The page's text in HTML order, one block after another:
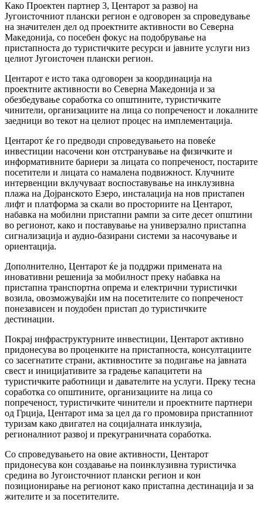
Како Проектен партнер 3, Центарот за развој на
Југоисточниот плански регион е одговорен за спроведување
на значителен дел од проектните активности во Северна
Македонија, со посебен фокус на подобрување на
пристапноста до туристичките ресурси и јавните услуги низ
целиот Југоисточен плански регион.
Центарот е исто така одговорен за координација на
проектните активности во Северна Македонија и за
обезбедување соработка со општините, туристичките
чинители, организациите на лица со попреченост и локалните
заедници во текот на целиот процес на имплементација.
Центарот ќе го предводи спроведувањето на повеќе
инвестиции насочени кон отстранување на физичките и
информативните бариери за лицата со попреченост, постарите
посетители и лицата со намалена подвижност. Клучните
интервенции вклучуваат воспоставување на инклузивна
плажа на Дојранското Езеро, инсталација на нов пристапен
лифт и платформа за скали во просториите на Центарот,
набавка на мобилни пристапни рампи за сите десет општини
во регионот, како и поставување на универзално пристапна
сигнализација и аудио-базирани системи за насочување и
ориентација.
Дополнително, Центарот ќе ја поддржи примената на
иновативни решенија за мобилност преку набавка на
пристапна транспортна опрема и електрични туристички
возила, овозможувајќи им на посетителите со попреченост
понезависен и поудобен пристап до туристичките
дестинации.
Покрај инфраструктурните инвестиции, Центарот активно
придонесува во проценките на пристапноста, консултациите
со засегнатите страни, активностите за подигање на јавната
свест и иницијативите за градење капацитети на
туристичките работници и давателите на услуги. Преку тесна
соработка со општините, организациите на лица со
попреченост, туристичките чинители и проектните партнери
од Грција, Центарот има за цел да го промовира пристапниот
туризам како двигател на социјалната инклузија,
регионалниот развој и прекуграничната соработка.
Со спроведувањето на овие активности, Центарот
придонесува кон создавање на поинклузивна туристичка
средина во Југоисточниот плански регион и кон
позиционирање на регионот како пристапна дестинација и за
жителите и за посетителите.